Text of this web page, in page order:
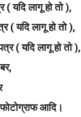
यदि लागू हो तो ),
( यदि लागू हो तो ),
( यदि लागू हो तो ),
फोटोग्राफ आदि।